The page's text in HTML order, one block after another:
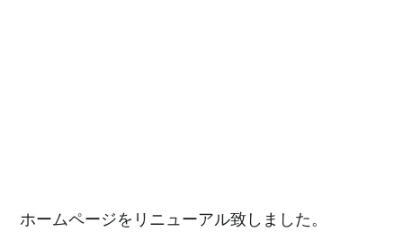
ホームページをリニューアル致しました。